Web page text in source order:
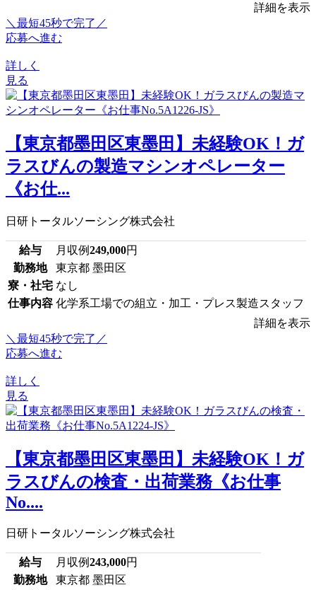
詳細を表示
＼最短45秒で完了／
応募へ進む
詳しく
見る
【東京都墨田区東墨田】未経験OK！ガ
ラスびんの製造マシンオペレーター
《お仕...
日研トータルソーシング株式会社
給与 月収例249,000円
勤務地
東京都 墨田区
寮・社宅 なし
仕事内容 化学系工場での組立・加工・プレス製造スタッフ
詳細を表示
＼最短45秒で完了／
応募へ進む
詳しく
見る
【東京都墨田区東墨田】未経験OK！ガ
ラスびんの検査・出荷業務《お仕事
No....
日研トータルソーシング株式会社
給与 月収例243,000円
勤務地
東京都 墨田区